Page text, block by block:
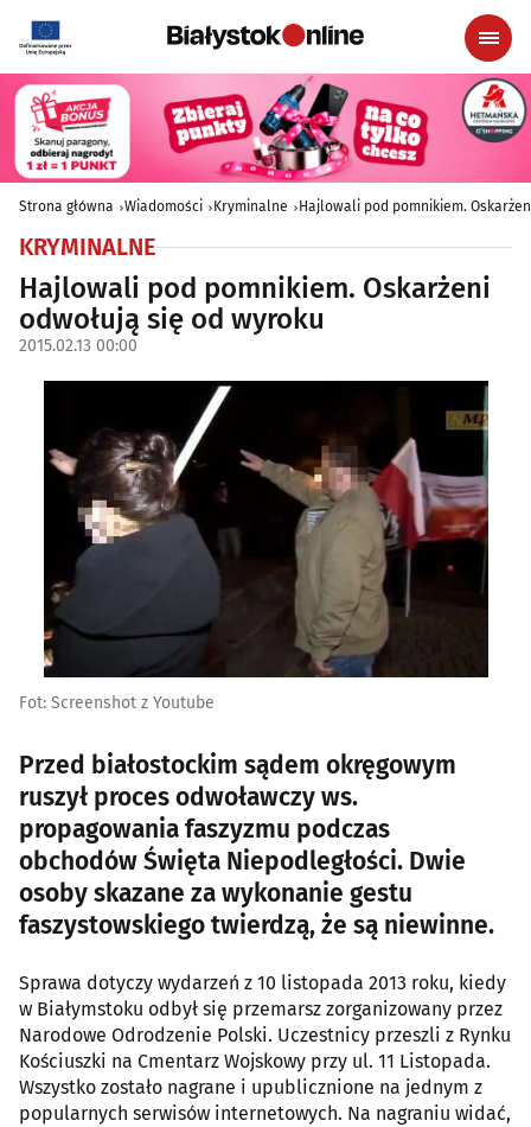
Strona główna Wiadomości Kryminalne Hajlowali pod pomnikiem.
KRYMINALNE
Hajlowali pod pomnikiem. Oskarżeni
odwołują się od wyroku
2015.02.13 00:00
Fot: Screenshot z Youtube
Przed białostockim sądem okręgowym
ruszył proces odwoławczy ws.
propagowania faszyzmu podczas
obchodów Święta Niepodległości. Dwie
osoby skazane za wykonanie gestu
faszystowskiego twierdzą, że są niewinne.
Sprawa dotyczy wydarzeń z 10 listopada 2013 roku, kiedy
w Białymstoku odbył się przemarsz zorganizowany przez
Narodowe Odrodzenie Polski. Uczestnicy przeszli z Rynku
Kościuszki na Cmentarz Wojskowy przy ul. 11 Listopada.
Wszystko zostało nagrane i upublicznione na jednym z
popularnych serwisów internetowych. Na nagraniu widać,